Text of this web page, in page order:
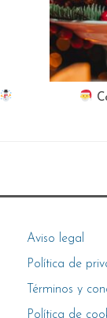
Aviso legal
Política de
Términos y
Política de